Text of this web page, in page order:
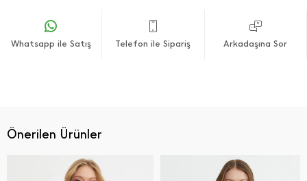
Whatsapp ile Satış Telefon ile Sipariş Arkadaşına Sor
Önerilen Ürünler